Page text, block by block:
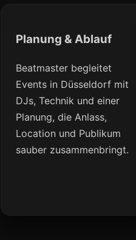
Planung & Ablauf
Beatmaster begleitet
Events in Düsseldorf mit
DJs, Technik und einer
Planung, die Anlass,
Location und Publikum
sauber zusammenbringt.